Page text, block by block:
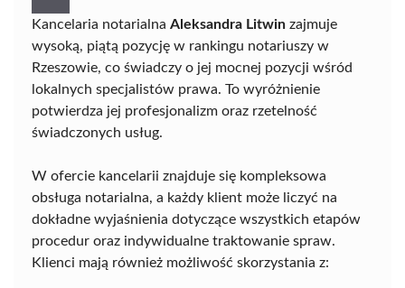
Kancelaria notarialna Aleksandra Litwin zajmuje
wysoką, piątą pozycję w rankingu notariuszy w
Rzeszowie, co świadczy o jej mocnej pozycji wśród
lokalnych specjalistów prawa. To wyróżnienie
potwierdza jej profesjonalizm oraz rzetelność
świadczonych usług.
W ofercie kancelarii znajduje się kompleksowa
obsługa notarialna, a każdy klient może liczyć na
dokładne wyjaśnienia dotyczące wszystkich etapów
procedur oraz indywidualne traktowanie spraw.
Klienci mają również możliwość skorzystania z: